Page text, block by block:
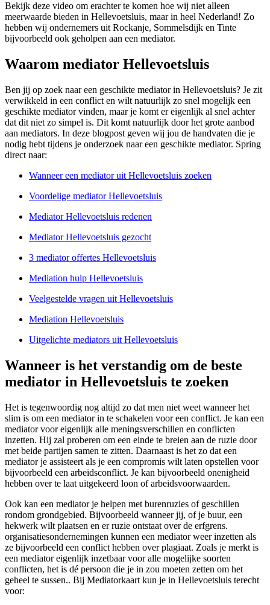
Bekijk deze video om erachter te komen hoe wij niet alleen
meerwaarde bieden in Hellevoetsluis, maar in heel Nederland! Zo
hebben wij ondernemers uit Rockanje, Sommelsdijk en Tinte
bijvoorbeeld ook geholpen aan een mediator.
Waarom mediator Hellevoetsluis
Ben jij op zoek naar een geschikte mediator in Hellevoetsluis? Je zit
verwikkeld in een conflict en wilt natuurlijk zo snel mogelijk een
geschikte mediator vinden, maar je komt er eigenlijk al snel achter
dat dit niet zo simpel is. Dit komt natuurlijk door het grote aanbod
aan mediators. In deze blogpost geven wij jou de handvaten die je
nodig hebt tijdens je onderzoek naar een geschikte mediator. Spring
direct naar:
Wanneer een mediator uit Hellevoetsluis zoeken
Voordelige mediator Hellevoetsluis
Mediator Hellevoetsluis redenen
Mediator Hellevoetsluis gezocht
3 mediator offertes Hellevoetsluis
Mediation hulp Hellevoetsluis
Veelgestelde vragen uit Hellevoetsluis
Mediation Hellevoetsluis
Uitgelichte mediators uit Hellevoetsluis
Wanneer is het verstandig om de beste
mediator in Hellevoetsluis te zoeken
Het is tegenwoordig nog altijd zo dat men niet weet wanneer het
slim is om een mediator in te schakelen voor een conflict. Je kan een
mediator voor eigenlijk alle meningsverschillen en conflicten
inzetten. Hij zal proberen om een einde te breien aan de ruzie door
met beide partijen samen te zitten. Daarnaast is het zo dat een
mediator je assisteert als je een compromis wilt laten opstellen voor
bijvoorbeeld een arbeidsconflict. Je kan bijvoorbeeld onenigheid
hebben over te laat uitgekeerd loon of arbeidsvoorwaarden.
Ook kan een mediator je helpen met burenruzies of geschillen
rondom grondgebied. Bijvoorbeeld wanneer jij, of je buur, een
hekwerk wilt plaatsen en er ruzie ontstaat over de erfgrens.
organisatiesondernemingen kunnen een mediator weer inzetten als
ze bijvoorbeeld een conflict hebben over plagiaat. Zoals je merkt is
een mediator eigenlijk inzetbaar voor alle mogelijke soorten
conflicten, het is dé persoon die je in zou moeten zetten om het
geheel te sussen.. Bij Mediatorkaart kun je in Hellevoetsluis terecht
voor: